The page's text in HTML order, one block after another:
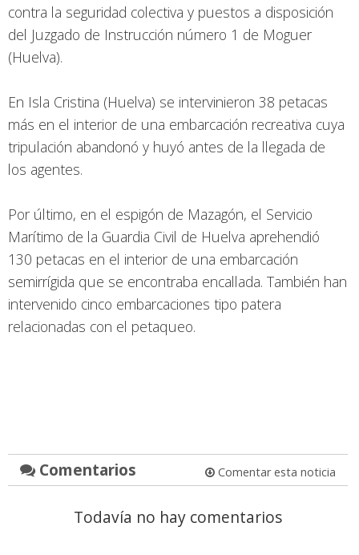
contra la seguridad colectiva y puestos a disposición
del Juzgado de Instrucción número 1 de Moguer
(Huelva).
En Isla Cristina (Huelva) se intervinieron 38 petacas
más en el interior de una embarcación recreativa cuya
tripulación abandonó y huyó antes de la llegada de
los agentes.
Por último, en el espigón de Mazagón, el Servicio
Marítimo de la Guardia Civil de Huelva aprehendió
130 petacas en el interior de una embarcación
semirrígida que se encontraba encallada. También han
intervenido cinco embarcaciones tipo patera
relacionadas con el petaqueo.
Comentarios Comentar esta noticia
Todavía no hay comentarios